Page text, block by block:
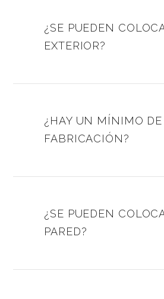
¿SE PUEDEN
EXTERIOR?
¿HAY UN MÍNIMO DE
FABRICACIÓN?
¿SE PUEDEN
PARED?